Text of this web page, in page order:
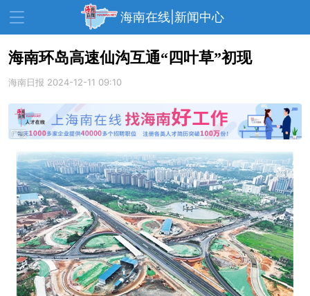
海南在线|新闻中心
资讯中心 热点
文体 财经
教育 健康 房产
家装 交通 美食
生活 演出 活动
展会 走读海南 周末去哪儿
人才在线 天涯企服
海南环岛高速仙沟互通“四叶草”初现
海南日报 2024-12-11 09:10